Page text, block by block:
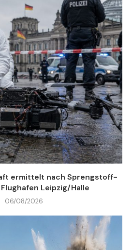
ermittelt nach Sprengstoff-
Leipzig/Halle
06/08/2026